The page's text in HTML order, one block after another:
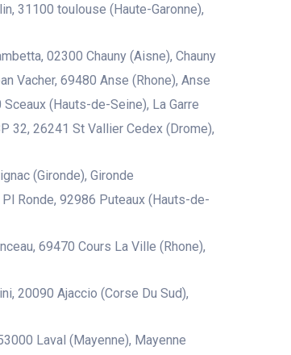
31100 toulouse (Haute-Garonne),
02300 Chauny (Aisne), Chauny
Vacher, 69480 Anse (Rhone), Anse
(Hauts-de-Seine), La Garre
32, 26241 St Vallier Cedex (Drome),
(Gironde), Gironde
Ronde, 92986 Puteaux (Hauts-de-
69470 Cours La Ville (Rhone),
20090 Ajaccio (Corse Du Sud),
Laval (Mayenne), Mayenne